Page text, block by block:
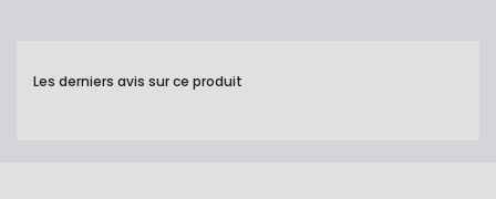
Les derniers avis sur ce produit